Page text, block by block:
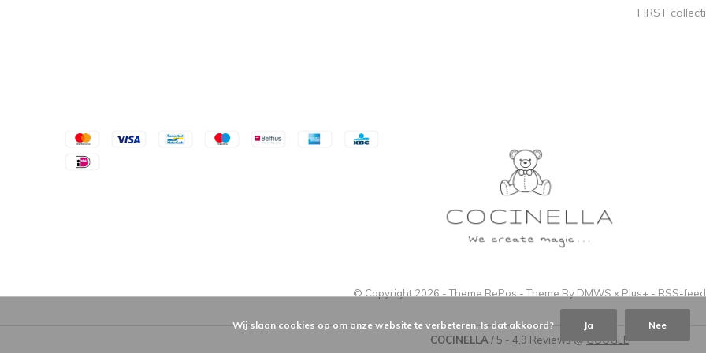
FIRST
© Copyright 2026 - Theme RePos - Theme By DMWS x Plus+ - RSS-feed
COCINELLA / 5 - 4,9 Reviews @GOOGLE
Wij slaan cookies op om onze website te verbeteren. Is dat akkoord? Ja Nee